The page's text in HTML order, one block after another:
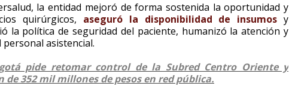
la entidad mejoró de forma sostenida la oportunidad y
quirúrgicos, aseguró la disponibilidad de insumos y
la política de seguridad del paciente, humanizó la atención y
asistencial.
pide retomar control de la Subred Centro Oriente y
352 mil millones de pesos en red pública.